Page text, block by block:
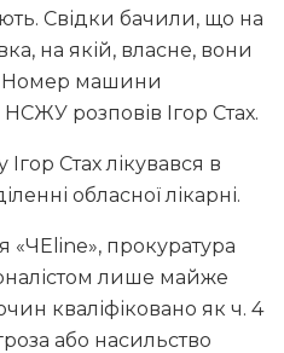
Свідки бачили, що на
на якій, власне, вони
Номер машини
розповів Ігор Стах.
Ігор Стах лікувався в
обласної лікарні.
прокуратура
лише майже
кваліфіковано як ч. 4
або насильство